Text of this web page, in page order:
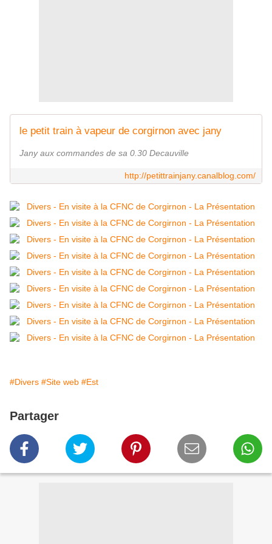
le petit train à vapeur de corgirnon avec jany
Jany aux commandes de sa 0.30 Decauville
http://petittrainjany.canalblog.com/
#Divers #Site web #Est
Partager